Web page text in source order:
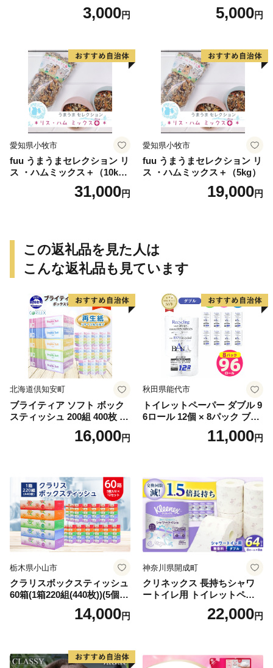
3,000円 5,000円
愛知県小牧市
fuu うまうまセレクション リ
ス ・ハムミックス＋（10k
31,000円
愛知県小牧市
fuu うまうまセレクション リ
ス ・ハムミックス＋（5kg）
19,000円
この返礼品を見た人は
こんな返礼品も見ています
北海道倶知安町
ブライティア ソフト ボック
スティッシュ 200組 400枚 60
箱 日本製 まとめ買い ティッ
シュ リサイクル 長持 防災 常
倶知安町 日用品
16,000円
秋田県能代市
トイレットペーパー ダブル 9
6ロール 12個 × 8パック ブラ
ンカ 再生紙 100％ 芯あり 日
用品 消耗品 無香料 生活用品
11,000円
栃木県小山市
クラリスボックスティッシュ
60箱(1箱220組(440枚))(5個入
り×12セット)【1256759】
14,000円
神奈川県開成町
クリネックス 長持ちシャワ
ートイレ用 トイレットペー
パー（ダブル）64ロール(8ロ
ール×8パック) 開成町 トイレ
蓄 防災 エコ 消耗品 生活雑貨
生活用品 無香料 トイレット
22,000円